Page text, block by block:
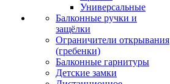
Универсальные
Балконные ручки и
защёлки
Ограничители открывания
(гребенки)
Балконные гарнитуры
Детские замки